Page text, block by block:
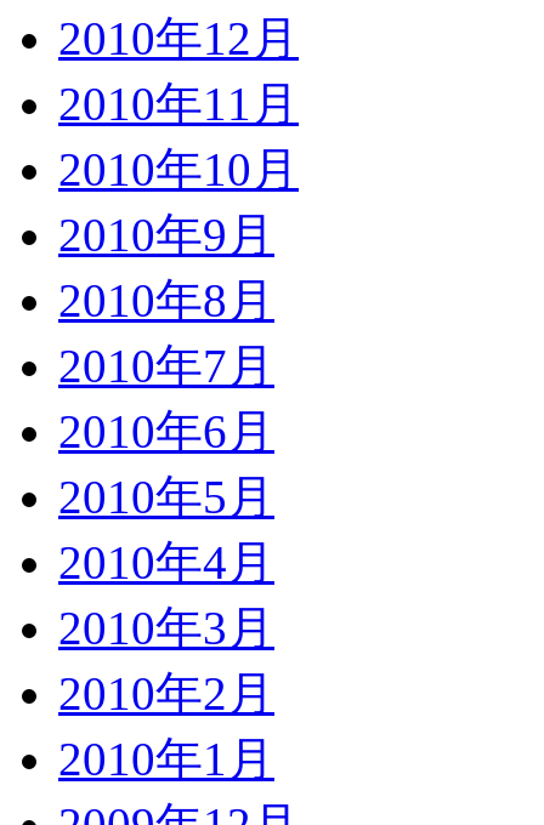
2010年12月
2010年11月
2010年10月
2010年9月
2010年8月
2010年7月
2010年6月
2010年5月
2010年4月
2010年3月
2010年2月
2010年1月